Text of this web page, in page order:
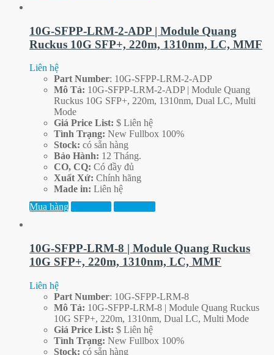
10G-SFPP-LRM-2-ADP | Module Quang
Ruckus 10G SFP+, 220m, 1310nm, LC, MMF
Liên hệ
Part Number: 10G-SFPP-LRM-2-ADP
Mô Tả: 10G-SFPP-LRM-2-ADP | Module Quang
Ruckus 10G SFP+, 220m, 1310nm, Dual LC, Multi
Mode
Giá Price List: $ Liên hệ
Tình Trạng: New Fullbox 100%
Stock: có sẵn hàng
Bảo Hành: 12 Tháng.
CO, CQ: Có đầy đủ
Xuất Xứ: Chính hãng
Made in: Liên hệ
Mua hàng
10G-SFPP-LRM-8 | Module Quang Ruckus
10G SFP+, 220m, 1310nm, LC, MMF
Liên hệ
Part Number: 10G-SFPP-LRM-8
Mô Tả: 10G-SFPP-LRM-8 | Module Quang Ruckus
10G SFP+, 220m, 1310nm, Dual LC, Multi Mode
Giá Price List: $ Liên hệ
Tình Trạng: New Fullbox 100%
Stock: có sẵn hàng